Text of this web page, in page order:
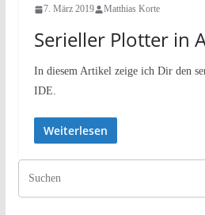
7. März 2019 Matthias Korte
Serieller Plotter in
In diesem Artikel zeige ich Dir den
IDE.
Weiterlesen